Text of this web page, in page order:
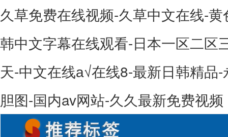
久草免费在线视频-久草中文在线-
韩中文字幕在线观看-日本一区二区
天-中文在线а√在线8-最新日韩精
胆图-国内av网站-久久最新免费视频